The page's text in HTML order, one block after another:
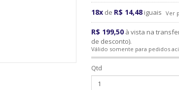
18x de R$ 14,48 iguais Ver
R$ 199,50 à vista na
de desconto).
Válido somente para pedidos
Qtd